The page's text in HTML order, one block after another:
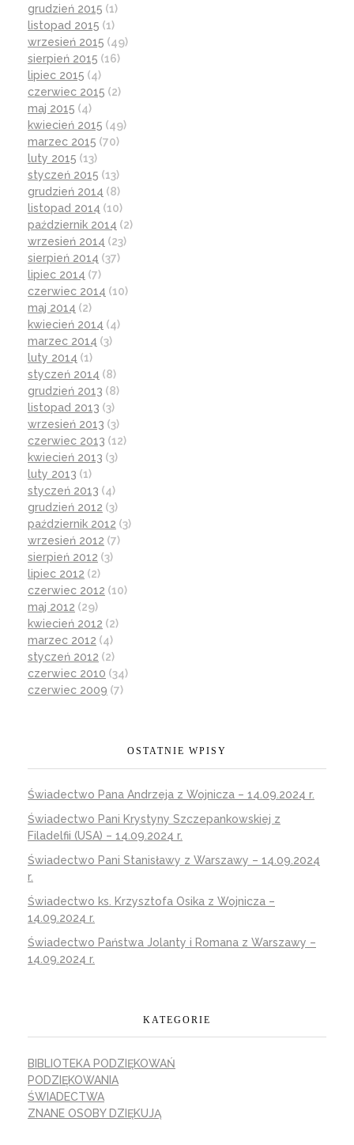
grudzień 2015 (1)
listopad 2015 (1)
wrzesień 2015 (49)
sierpień 2015 (16)
lipiec 2015 (4)
czerwiec 2015 (2)
maj 2015 (4)
kwiecień 2015 (49)
marzec 2015 (70)
luty 2015 (13)
styczeń 2015 (13)
grudzień 2014 (8)
listopad 2014 (10)
październik 2014 (2)
wrzesień 2014 (23)
sierpień 2014 (37)
lipiec 2014 (7)
czerwiec 2014 (10)
maj 2014 (2)
kwiecień 2014 (4)
marzec 2014 (3)
luty 2014 (1)
styczeń 2014 (8)
grudzień 2013 (8)
listopad 2013 (3)
wrzesień 2013 (3)
czerwiec 2013 (12)
kwiecień 2013 (3)
luty 2013 (1)
styczeń 2013 (4)
grudzień 2012 (3)
październik 2012 (3)
wrzesień 2012 (7)
sierpień 2012 (3)
lipiec 2012 (2)
czerwiec 2012 (10)
maj 2012 (29)
kwiecień 2012 (2)
marzec 2012 (4)
styczeń 2012 (2)
czerwiec 2010 (34)
czerwiec 2009 (7)
OSTATNIE WPISY
Świadectwo Pana Andrzeja z Wojnicza – 14.09.2024 r.
Świadectwo Pani Krystyny Szczepankowskiej z
Filadelfii (USA) – 14.09.2024 r.
Świadectwo Pani Stanisławy z Warszawy – 14.09.2024
r.
Świadectwo ks. Krzysztofa Osika z Wojnicza –
14.09.2024 r.
Świadectwo Państwa Jolanty i Romana z Warszawy –
14.09.2024 r.
KATEGORIE
BIBLIOTEKA PODZIĘKOWAŃ
PODZIĘKOWANIA
ŚWIADECTWA
ZNANE OSOBY DZIĘKUJĄ